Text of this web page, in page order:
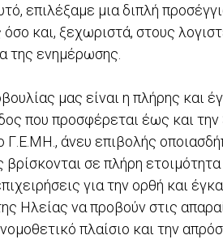
επιλέξαμε μια διπλή
και, ξεχωριστά, στους
της ενημέρωσης.
μας είναι η πλήρης και
που προσφέρεται έως και
άνευ επιβολής
βρίσκονται σε πλήρη
για την ορθή και
Ηλείας να προβούν στις
πλαίσιο και την